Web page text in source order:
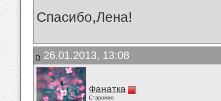
Спасибо,Лена!
26.01.2013, 13:08
Фанатка
Старожил